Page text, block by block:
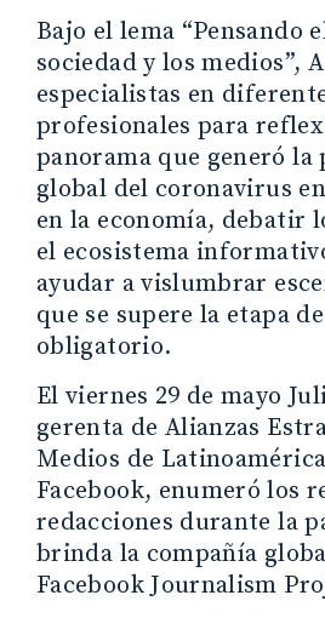
Bajo el lema “Pensando
sociedad y los medios”,
especialistas en
profesionales para
panorama que generó la
global del coronavirus
en la economía, debatir
el ecosistema
ayudar a vislumbrar
que se supere la etapa
obligatorio.
El viernes 29 de mayo
gerenta de Alianzas
Medios de
Facebook, enumeró los
redacciones durante la
brinda la compañía
Facebook Journalism